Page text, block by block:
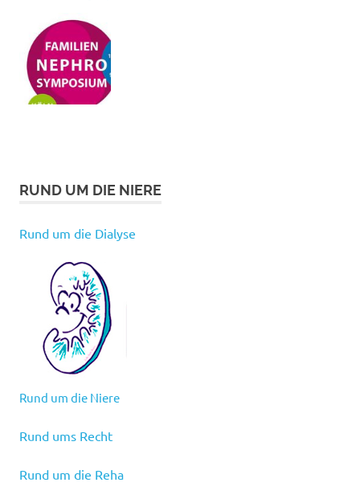
RUND UM DIE NIERE
Rund um die Dialyse
Rund um die Niere
Rund ums Recht
Rund um die Reha